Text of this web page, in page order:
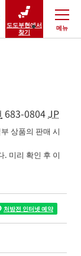
도도부현에서
찾기
메뉴
닫기
683-0804JP
상품의 판매 시
미리 확인 후 이
처방전 인터넷 예약